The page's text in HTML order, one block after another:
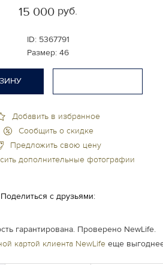
ID: 5367791
Размер: 46
15 000 руб.
Добавить в избранное
Сообщить о скидке
Предложить свою цену
дополнительные фотографии
Поделиться с друзьями:
гарантирована. Проверено NewLife.
картой клиента NewLifeеще